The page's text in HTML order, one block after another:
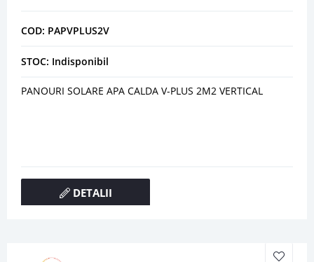
COD: PAPVPLUS2V
STOC: Indisponibil
PANOURI SOLARE APA CALDA V-PLUS 2M2 VERTICAL
DETALII